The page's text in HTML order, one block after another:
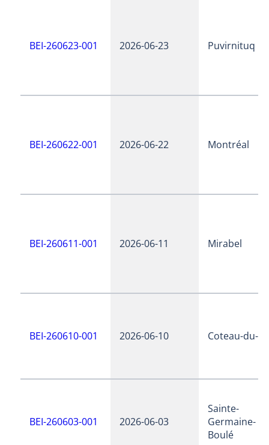
BEI-260623-001 2026-06-23 Puvirnituq
BEI-260622-001 2026-06-22 Montréal
BEI-260611-001 2026-06-11 Mirabel
BEI-260610-001 2026-06-10 Coteau-du-
BEI-260603-001 2026-06-03
Sainte-
Germaine-
Boulé